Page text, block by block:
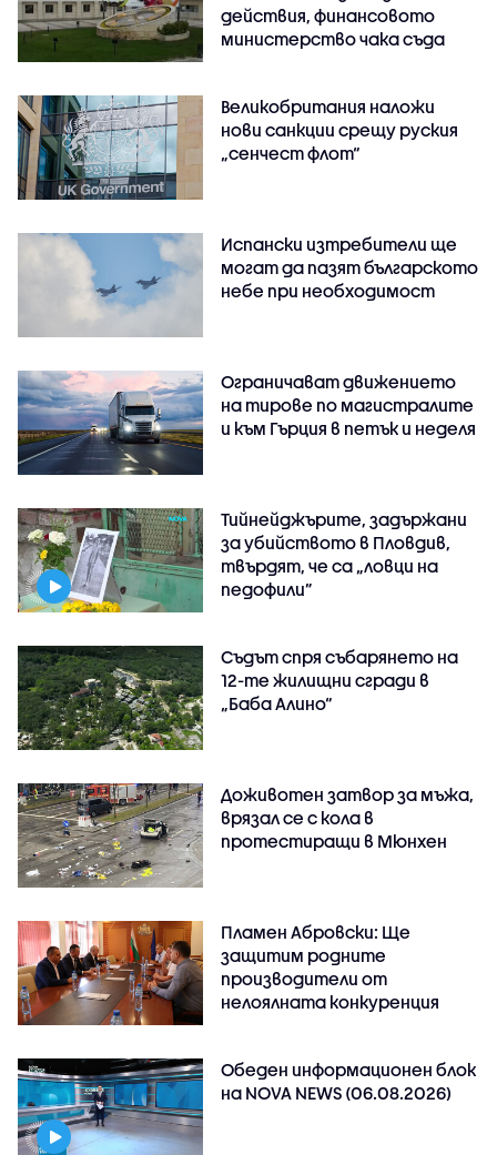
действия, финансовото
министерство чака съда
Великобритания наложи
нови санкции срещу руския
„сенчест флот“
Испански изтребители ще
могат да пазят българското
небе при необходимост
Ограничават движението
на тирове по магистралите
и към Гърция в петък и неделя
Тийнейджърите, задържани
за убийството в Пловдив,
твърдят, че са „ловци на
педофили”
Съдът спря събарянето на
12-те жилищни сгради в
„Баба Алино“
Доживотен затвор за мъжа,
врязал се с кола в
протестиращи в Мюнхен
Пламен Абровски: Ще
защитим родните
производители от
нелоялната конкуренция
Обеден информационен блок
на NOVA NEWS (06.08.2026)